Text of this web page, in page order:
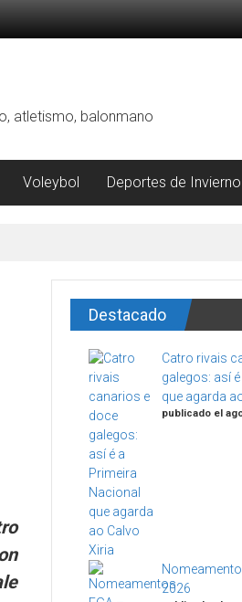
atletismo, balonmano
Voleybol Deportes de Invierno
Destacado
Catro rivais
galegos: así
que agarda
publicado el
2026